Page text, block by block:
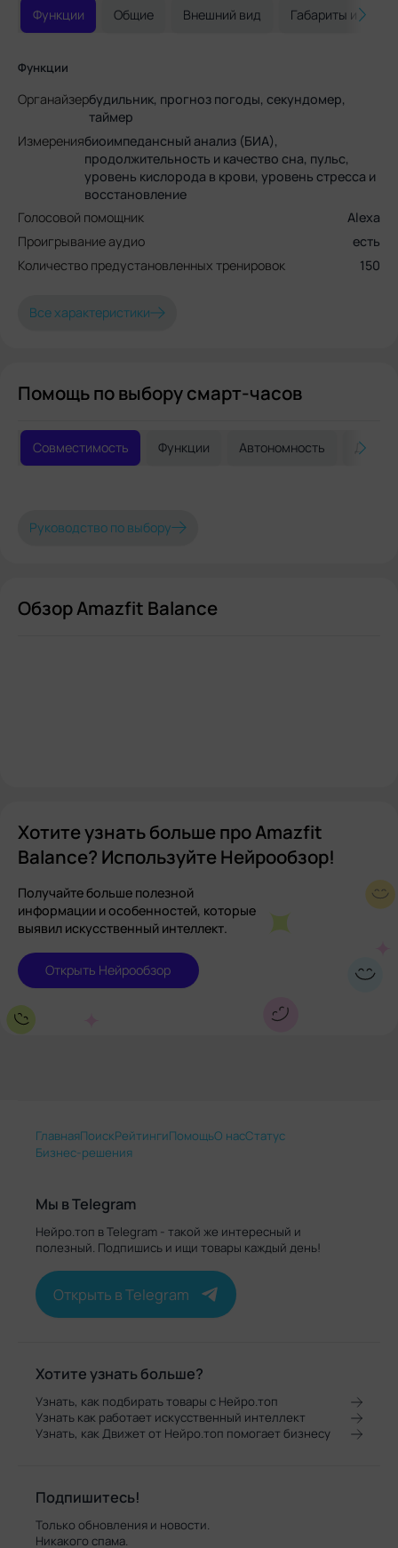
Функции Общие Внешний вид Габариты и вес
Функции
Органайзербудильник, прогноз погоды, секундомер,
таймер
Измерениябиоимпедансный анализ (БИА),
продолжительность и качество сна, пульс,
уровень кислорода в крови, уровень стресса и
восстановление
Голосовой помощник
Alexa
Проигрывание аудио
есть
Количество предустановленных тренировок
150
Все характеристики
Помощь по выбору смарт-часов
Совместимость Функции Автономность
Руководство по выбору
Обзор Amazfit Balance
Хотите узнать больше про Amazfit
Balance? Используйте Нейрообзор!
Получайте больше полезной
информации и особенностей, которые
выявил искусственный интеллект.
Открыть Нейрообзор
ГлавнаяПоискРейтингиПомощьО насСтатус
Бизнес-решения
Мы в Telegram
Нейро.топ в Telegram - такой же интересный и
полезный. Подпишись и ищи товары каждый день!
Открыть в Telegram
Хотите узнать больше?
Узнать, как подбирать товары с Нейро.топ
Узнать как работает искусственный интеллект
Узнать, как Движет от Нейро.топ помогает бизнесу
Подпишитесь!
Только обновления и новости.
Никакого спама.